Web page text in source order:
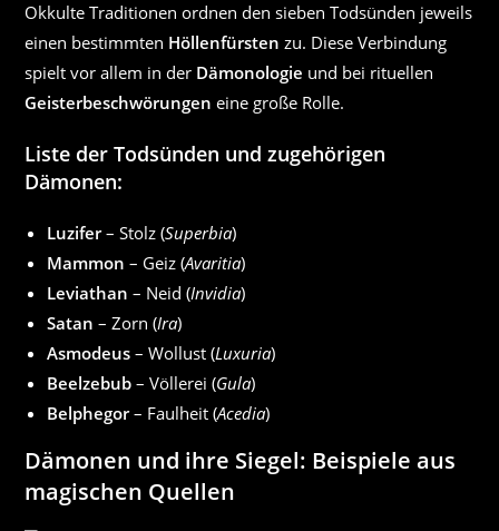
Okkulte Traditionen ordnen den sieben Todsünden jeweils
einen bestimmten Höllenfürsten zu. Diese Verbindung
spielt vor allem in der Dämonologie und bei rituellen
Geisterbeschwörungen eine große Rolle.
Liste der Todsünden und zugehörigen
Dämonen:
Luzifer– Stolz (Superbia)
Mammon – Geiz (Avaritia)
Leviathan – Neid (Invidia)
Satan – Zorn (Ira)
Asmodeus – Wollust (Luxuria)
Beelzebub – Völlerei (Gula)
Belphegor– Faulheit (Acedia)
Dämonen und ihre Siegel: Beispiele aus
magischen Quellen